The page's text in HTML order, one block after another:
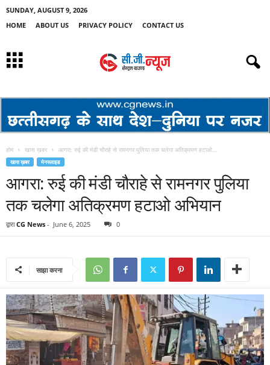
SUNDAY, AUGUST 9, 2026
HOME
ABOUT US PRIVACY POLICY CONTACT US
होम खास ख़बर आगरा: रुई की मंडी चौराहे से रामनगर पुलिया तक चलेगा अतिक्रमण हटाओ...
खास ख़बर मेनस्लाइड
आगरा: रुई की मंडी चौराहे से रामनगर पुलिया
तक चलेगा अतिक्रमण हटाओ अभियान
द्वारा CG News - June 6, 2025 0
साझा करना